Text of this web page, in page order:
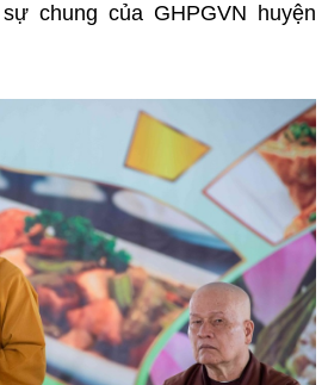
chung của GHPGVN huyện